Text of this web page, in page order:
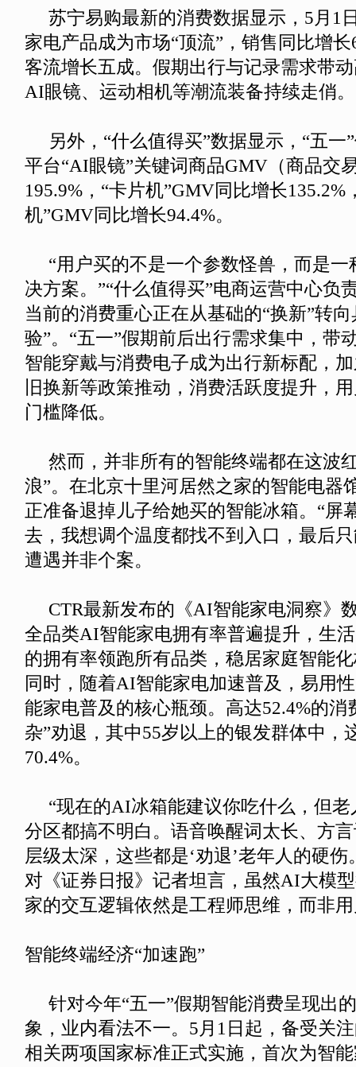
苏宁易购最新的消费数据显示，5月1
家电产品成为市场“顶流”，销售同比增
客流增长五成。假期出行与记录需求带
AI眼镜、运动相机等潮流装备持续走俏。
另外，“什么值得买”数据显示，“五一
平台“AI眼镜”关键词商品GMV（商品交
195.9%，“卡片机”GMV同比增长135.2%
机”GMV同比增长94.4%。
“用户买的不是一个参数怪兽，而是一
决方案。”“什么值得买”电商运营中心负
当前的消费重心正在从基础的“换新”转
验”。“五一”假期前后出行需求集中，带
智能穿戴与消费电子成为出行新标配，
旧换新等政策推动，消费活跃度提升，
门槛降低。
然而，并非所有的智能终端都在这波
浪”。在北京十里河居然之家的智能电器
正准备退掉儿子给她买的智能冰箱。“屏
去，我想调个温度都找不到入口，最后
遭遇并非个案。
CTR最新发布的《AI智能家电洞察》
全品类AI智能家电拥有率普遍提升，生
的拥有率领跑所有品类，稳居家庭智能
同时，随着AI智能家电加速普及，易用
能家电普及的核心瓶颈。高达52.4%的消
杂”劝退，其中55岁以上的银发群体中，
70.4%。
“现在的AI冰箱能建议你吃什么，但老
分区都搞不明白。语音唤醒词太长、方
层级太深，这些都是‘劝退’老年人的硬伤
对《证券日报》记者坦言，虽然AI大模
家的交互逻辑依然是工程师思维，而非
智能终端经济“加速跑”
针对今年“五一”假期智能消费呈现出
象，业内看法不一。 5月1日起，备受关
相关两项国家标准正式实施，首次为智